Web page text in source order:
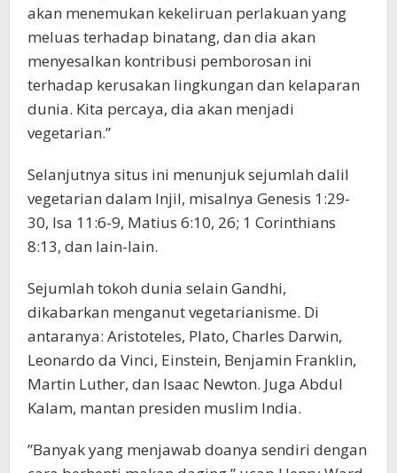
akan menemukan kekeliruan perlakuan yang
meluas terhadap binatang, dan dia akan
menyesalkan kontribusi pemborosan ini
terhadap kerusakan lingkungan dan kelaparan
dunia. Kita percaya, dia akan menjadi
vegetarian.”
Selanjutnya situs ini menunjuk sejumlah dalil
vegetarian dalam Injil, misalnya Genesis 1:29-
30, Isa 11:6-9, Matius 6:10, 26; 1 Corinthians
8:13, dan lain-lain.
Sejumlah tokoh dunia selain Gandhi,
dikabarkan menganut vegetarianisme. Di
antaranya: Aristoteles, Plato, Charles Darwin,
Leonardo da Vinci, Einstein, Benjamin Franklin,
Martin Luther, dan Isaac Newton. Juga Abdul
Kalam, mantan presiden muslim India.
”Banyak yang menjawab doanya sendiri dengan